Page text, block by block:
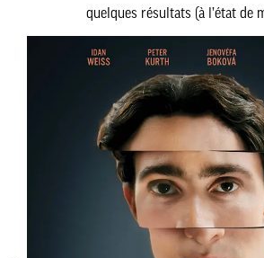
quelques résultats (à l’état de